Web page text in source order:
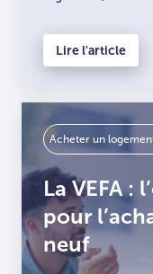
Lire l'article
Acheter un
La VEFA :
pour
neuf